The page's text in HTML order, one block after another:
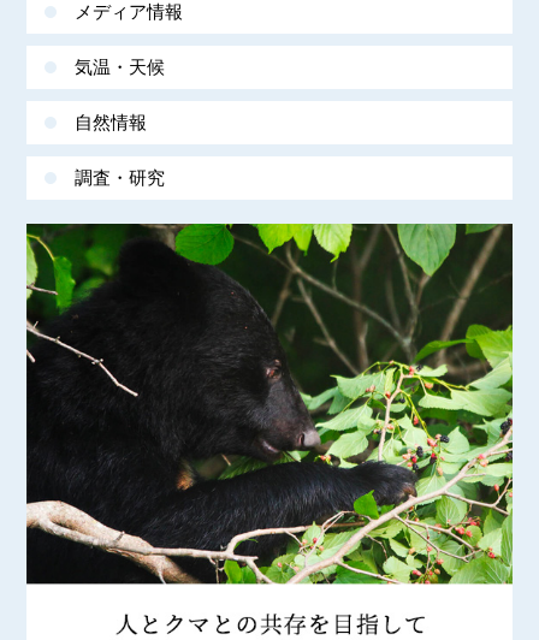
メディア情報
気温・天候
自然情報
調査・研究